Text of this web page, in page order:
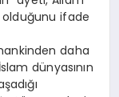
ifade
daha
dünyasının